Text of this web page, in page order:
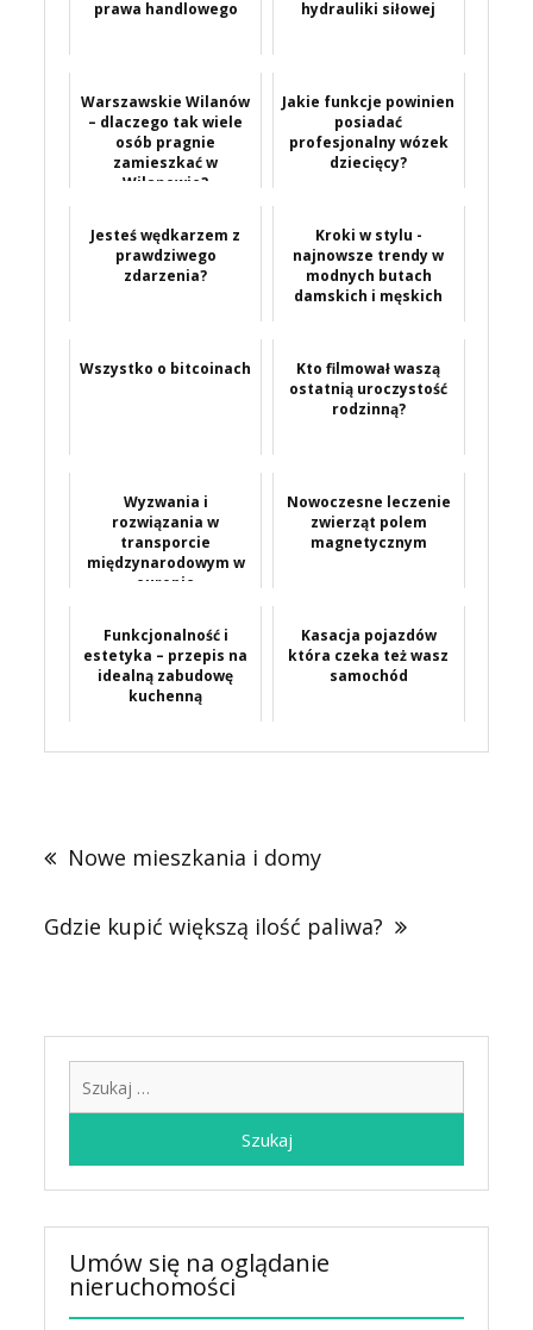
prawa handlowego hydrauliki siłowej
Warszawskie Wilanów
– dlaczego tak wiele
osób pragnie
zamieszkać w
Wilanowie?
Jakie funkcje powinien
posiadać
profesjonalny wózek
dziecięcy?
Jesteś wędkarzem z
prawdziwego
zdarzenia?
Kroki w stylu -
najnowsze trendy w
modnych butach
damskich i męskich
Wszystko o bitcoinach
Kto filmował waszą
ostatnią uroczystość
rodzinną?
Wyzwania i
rozwiązania w
transporcie
międzynarodowym w
europie
Nowoczesne leczenie
zwierząt polem
magnetycznym
Funkcjonalność i
estetyka – przepis na
idealną zabudowę
kuchenną
Kasacja pojazdów
która czeka też wasz
samochód
Nowe mieszkania i domy
Gdzie kupić większą ilość paliwa?
Umów się na oglądanie
nieruchomości